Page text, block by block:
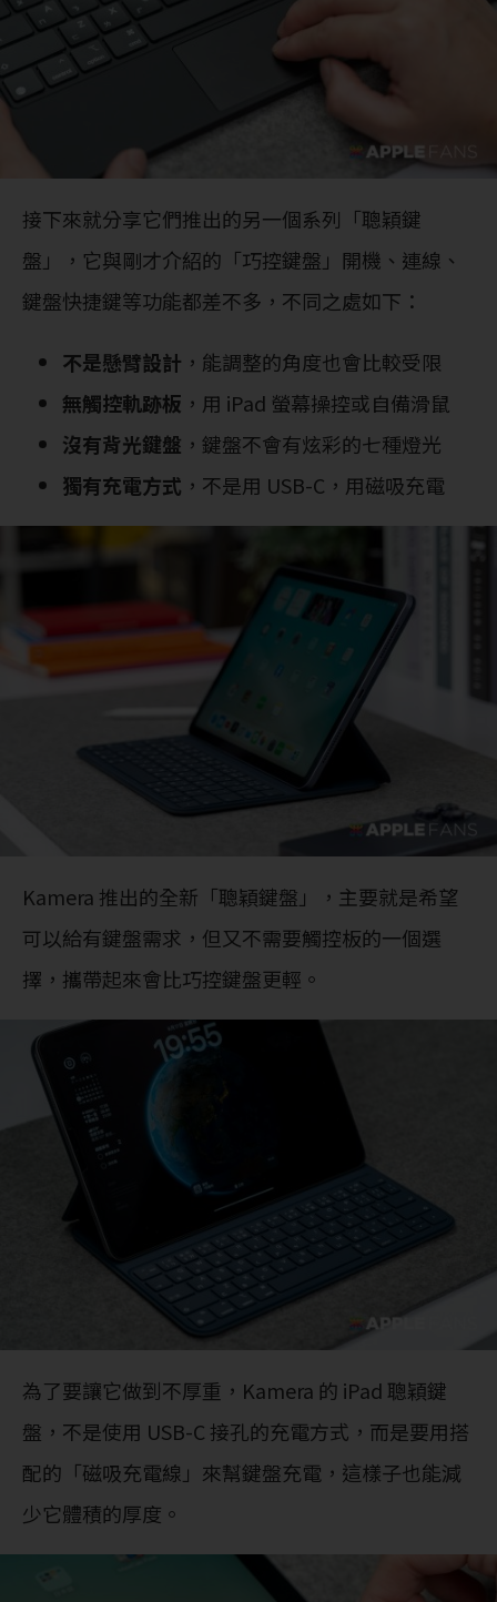
接下來就分享它們推出的另一個系列「聰穎鍵
盤」，它與剛才介紹的「巧控鍵盤」開機、連線、
鍵盤快捷鍵等功能都差不多，不同之處如下：
不是懸臂設計 ，能調整的角度也會比較受限
無觸控軌跡板 ，用 iPad 螢幕操控或自備滑鼠
沒有背光鍵盤 ，鍵盤不會有炫彩的七種燈光
獨有充電方式 ，不是用 USB-C，用磁吸充電
Kamera 推出的全新「聰穎鍵盤」，主要就是希望
可以給有鍵盤需求，但又不需要觸控板的一個選
擇，攜帶起來會比巧控鍵盤更輕。
為了要讓它做到不厚重，Kamera 的 iPad 聰穎鍵
盤，不是使用 USB-C 接孔的充電方式，而是要用搭
配的「磁吸充電線」來幫鍵盤充電，這樣子也能減
少它體積的厚度。